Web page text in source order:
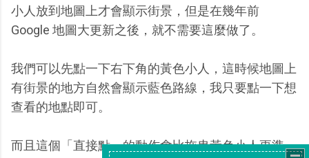
小人放到地圖上才會顯示街景，但是在幾年前
Google 地圖大更新之後，就不需要這麼做了。
我們可以先點一下右下角的黃色小人，這時候地圖上
有街景的地方自然會顯示藍色路線，我只要點一下想
查看的地點即可。
而且這個「直接點」的動作會比拖曳黃色小人更準